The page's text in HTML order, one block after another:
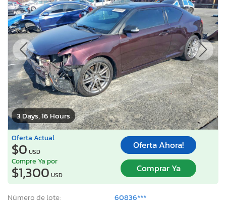
3 Days, 16 Hours
Oferta Actual
$0 USD
Oferta Ahora!
Compre Ya por
$1,300 USD
Comprar Ya
Número de lote:
60836***